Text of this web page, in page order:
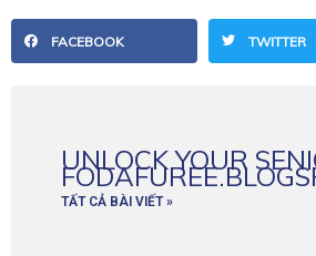
FACEBOOK TWITTER
UNLOCK YOUR
TẤT CẢ BÀI VIẾT »